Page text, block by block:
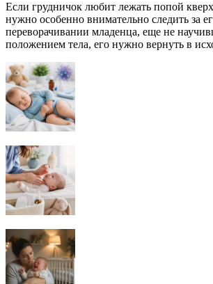
Если грудничок любит лежать попой
нужно особенно внимательно следить за
переворачивании младенца, еще не
положением тела, его нужно вернуть в